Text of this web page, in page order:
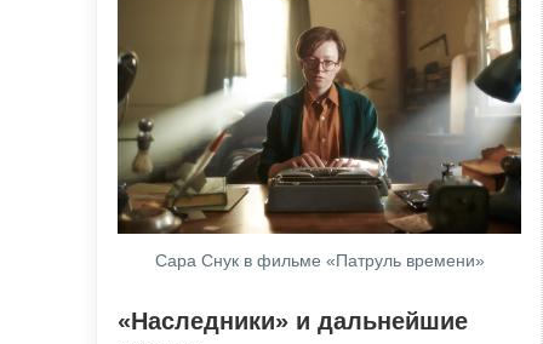
Сара Снук в фильме «Патруль времени»
«Наследники» и дальнейшие